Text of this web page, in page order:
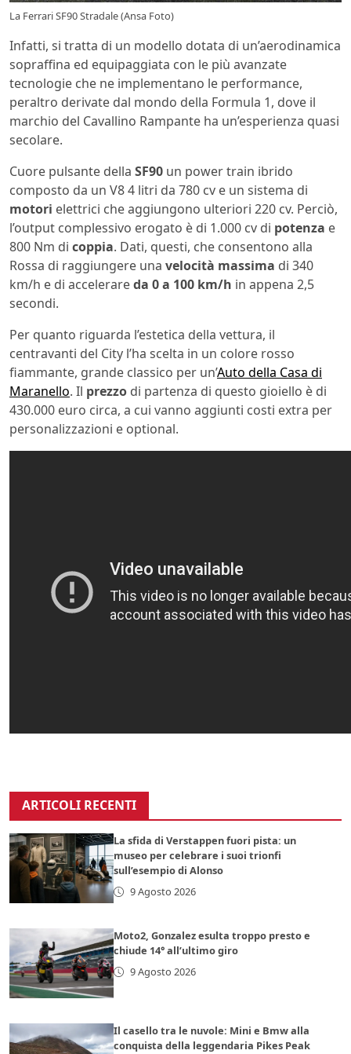
La Ferrari SF90 Stradale (Ansa Foto)
Infatti, si tratta di un modello dotata di un’aerodinamica
sopraffina ed equipaggiata con le più avanzate
tecnologie che ne implementano le performance,
peraltro derivate dal mondo della Formula 1, dove il
marchio del Cavallino Rampante ha un’esperienza quasi
secolare.
Cuore pulsante della SF90 un power train ibrido
composto da un V8 4 litri da 780 cv e un sistema di
motori elettrici che aggiungono ulteriori 220 cv. Perciò,
l’output complessivo erogato è di 1.000 cv di potenza e
800 Nm di coppia. Dati, questi, che consentono alla
Rossa di raggiungere una velocità massima di 340
km/h e di accelerareda 0 a 100 km/h in appena 2,5
secondi.
Per quanto riguarda l’estetica della vettura, il
centravanti del City l’ha scelta in un colore rosso
fiammante, grande classico per un’Auto della Casa di
Maranello. Il prezzo di partenza di questo gioiello è di
430.000 euro circa, a cui vanno aggiunti costi extra per
personalizzazioni e optional.
ARTICOLI RECENTI
La sfida di Verstappen fuori pista: un
museo per celebrare i suoi trionfi
sull’esempio di Alonso
9 Agosto 2026
Moto2, Gonzalez esulta troppo presto e
chiude 14° all’ultimo giro
9 Agosto 2026
Il casello tra le nuvole: Mini e Bmw alla
conquista della leggendaria Pikes Peak